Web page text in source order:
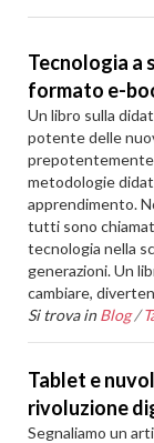
Tecnologia a
formato e-
Un libro sulla
potente delle
prepotentemente
metodologie
apprendimento.
tutti sono
tecnologia nella
generazioni. Un
cambiare,
Si trova in Blog /
Tablet e
rivoluzione
Segnaliamo un